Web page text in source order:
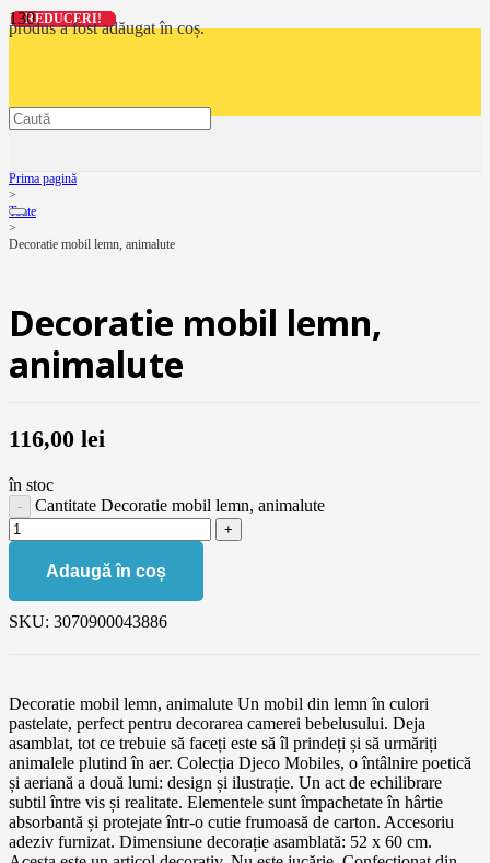
produsa fost adăugat în coș.
Prima pagină
>
Toate
>
Decoratie mobil lemn, animalute
Decoratie mobil lemn,
animalute
116,00 lei
în stoc
Cantitate Decoratie mobil lemn, animalute
Adaugă în coș
SKU: 3070900043886
Decoratie mobil lemn, animalute Un mobil din lemn în culori
pastelate, perfect pentru decorarea camerei bebelusului. Deja
asamblat, tot ce trebuie să faceți este să îl prindeți și să urmăriți
animalele plutind în aer. Colecția Djeco Mobiles, o întâlnire poetică
și aeriană a două lumi: design și ilustrație. Un act de echilibrare
subtil între vis și realitate. Elementele sunt împachetate în hârtie
absorbantă și protejate într-o cutie frumoasă de carton. Accesoriu
adeziv furnizat. Dimensiune decorație asamblată: 52 x 60 cm.
REDUCERI!
REDUCERI!
REDUCERI!
REDUCERI!